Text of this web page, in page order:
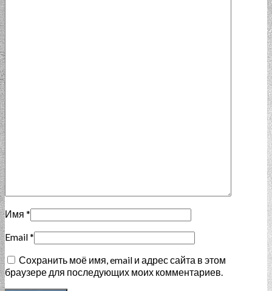
Имя *
Email*
Сохранить моё имя, email и адрес сайта в этом
браузере для последующих моих комментариев.